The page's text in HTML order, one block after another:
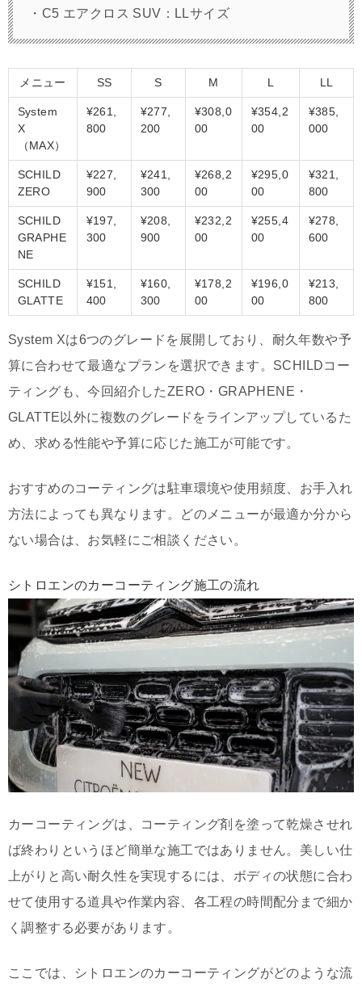
・C5 エアクロス SUV：LLサイズ
メニュー SS S M L LL
System
X
（MAX）
¥261,
800
¥277,
200
¥308,0
00
¥354,2
00
¥385,
000
SCHILD
ZERO
¥227,
900
¥241,
300
¥268,2
00
¥295,0
00
¥321,
800
SCHILD
GRAPHE
NE
¥197,
300
¥208,
900
¥232,2
00
¥255,4
00
¥278,
600
SCHILD
GLATTE
¥151,
400
¥160,
300
¥178,2
00
¥196,0
00
¥213,
800
System Xは6つのグレードを展開しており、耐久年数や予
算に合わせて最適なプランを選択できます。SCHILDコー
ティングも、今回紹介したZERO・GRAPHENE・
GLATTE以外に複数のグレードをラインアップしているた
め、求める性能や予算に応じた施工が可能です。
おすすめのコーティングは駐車環境や使用頻度、お手入れ
方法によっても異なります。どのメニューが最適か分から
ない場合は、お気軽にご相談ください。
シトロエンのカーコーティング施工の流れ
カーコーティングは、コーティング剤を塗って乾燥させれ
ば終わりというほど簡単な施工ではありません。美しい仕
上がりと高い耐久性を実現するには、ボディの状態に合わ
せて使用する道具や作業内容、各工程の時間配分まで細か
く調整する必要があります。
ここでは、シトロエンのカーコーティングがどのような流